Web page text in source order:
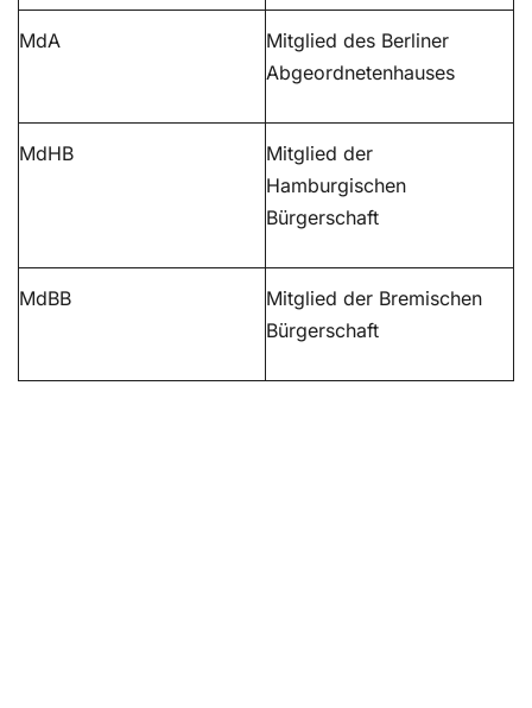
MdA
Mitglied des Berliner
Abgeordnetenhauses
MdHB
Mitglied der
Hamburgischen
Bürgerschaft
MdBB
Mitglied der Bremischen
Bürgerschaft